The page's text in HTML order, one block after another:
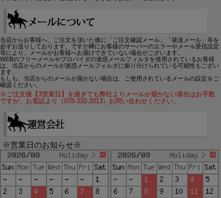
当店からお客様へ、ご注文を頂いた後に「ご注文確認メール」「発送メール」等を
必ずお送りしております。ですが稀にお客様のサーバーのエラーやメール受信設定
等により、メールがお客様へお届けできていない場合がございます。
WEBのフリーメールやプロバイダの迷惑メールフィルタを使用されているお客様
は、当店からのメールが迷惑メールフォルダに振り分けられている可能性もござい
ます。
もしも、当店からのメールが届かない場合は、ご使用されているメールの設定をご
確認ください。
※ご注文後【3営業日】を過ぎても弊社よりメールが届かない場合はお手数
ですが、お電話より（078-332-2013）お問い合わせください。
※営業日のお知らせ※